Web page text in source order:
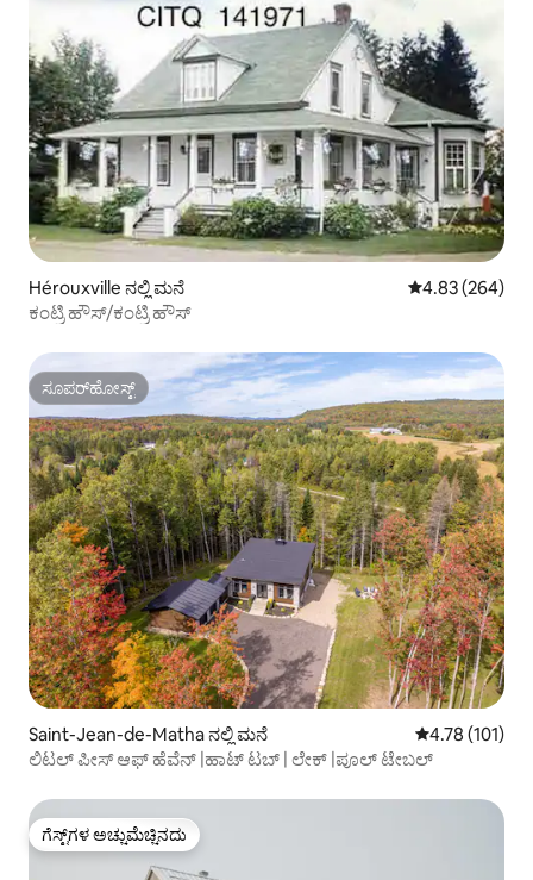
Hérouxville ನಲ್ಲಿ ಮನೆ 5 ರಲ್ಲಿ 4.83
4.83 (264)
ಕಂಟ್ರಿ ಹೌಸ್/ಕಂಟ್ರಿ ಹೌಸ್
ಸೂಪರ್‌ಹೋಸ್ಟ್
ಸೂಪರ್‌ಹೋಸ್ಟ್
Saint-Jean-de-Matha ನಲ್ಲಿ ಮನೆ 5 ರಲ್ಲಿ 4.78
4.78 (101)
ಲಿಟಲ್ ಪೀಸ್ ಆಫ್ ಹೆವೆನ್ |ಹಾಟ್ ಟಬ್ | ಲೇಕ್ |ಪೂಲ್ ಟೇಬಲ್
ಗೆಸ್ಟ್‌ಗಳ ಅಚ್ಚುಮೆಚ್ಚಿನದು
ಗೆಸ್ಟ್‌ಗಳ ಅಚ್ಚುಮೆಚ್ಚಿನದು